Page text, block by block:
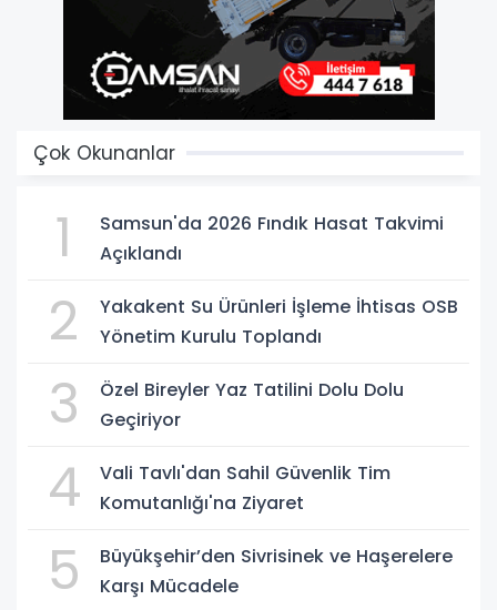
Çok Okunanlar
1
Samsun'da 2026 Fındık Hasat Takvimi
Açıklandı
2
Yakakent Su Ürünleri İşleme İhtisas OSB
Yönetim Kurulu Toplandı
3
Özel Bireyler Yaz Tatilini Dolu Dolu
Geçiriyor
4
Vali Tavlı'dan Sahil Güvenlik Tim
Komutanlığı'na Ziyaret
5
Büyükşehir’den Sivrisinek ve Haşerelere
Karşı Mücadele